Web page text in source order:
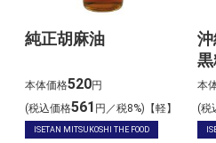
純正胡麻油
本体価格520円
(税込価格561 円／税8%)【軽】
ISETAN MITSUKOSHI THE FOOD
本
(税